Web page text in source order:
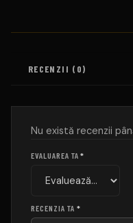
RECENZII (0)
Nu există recenzii
EVALUAREA TA*
RECENZIA TA *